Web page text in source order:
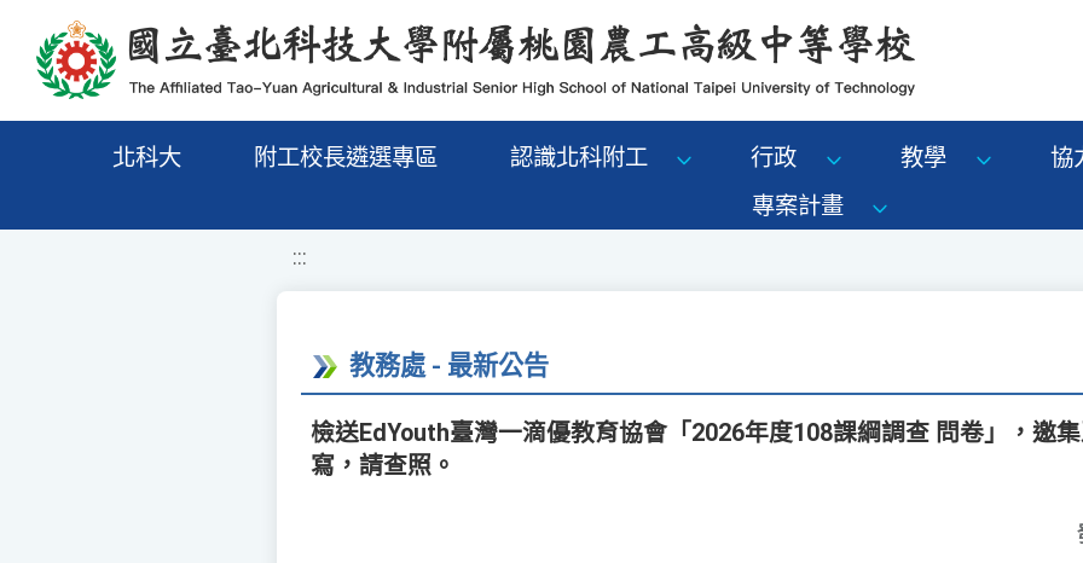
移至網頁之主要內容區位置
北科大 附工校長遴選專區 認識北科附工 行政 教學
協
專案計畫
:::
教務處 - 最新公告
檢送EdYouth臺灣一滴優教育協會「2026年度108課綱調查 問卷」，邀
寫，請查照。